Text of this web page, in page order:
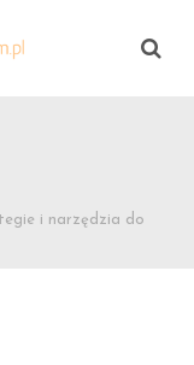
i narzędzia do